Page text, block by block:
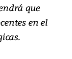
que
en el